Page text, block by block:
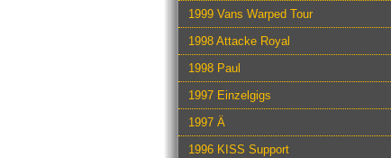
1999 Vans Warped Tour
1998 Attacke Royal
1998 Paul
1997 Einzelgigs
1997 Ä
1996 KISS Support